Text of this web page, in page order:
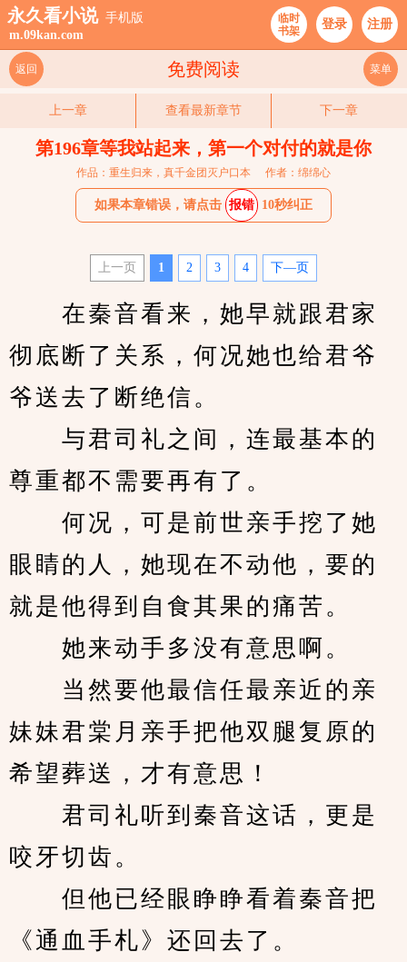
永久看小说 手机版
m.09kan.com
临时
书架
登录 注册
免费阅读
返回 菜单
上一章 查看最新章节 下一章
第196章等我站起来，第一个对付的就是你
作品：重生归来，真千金团灭户口本 作者：绵绵心
如果本章错误，请点击 报错 10秒纠正
上一页 1 2 3 4 下—页
在秦音看来，她早就跟君家
彻底断了关系，何况她也给君爷
爷送去了断绝信。
与君司礼之间，连最基本的
尊重都不需要再有了。
何况，可是前世亲手挖了她
眼睛的人，她现在不动他，要的
就是他得到自食其果的痛苦。
她来动手多没有意思啊。
当然要他最信任最亲近的亲
妹妹君棠月亲手把他双腿复原的
希望葬送，才有意思！
君司礼听到秦音这话，更是
咬牙切齿。
但他已经眼睁睁看着秦音把
《通血手札》还回去了。